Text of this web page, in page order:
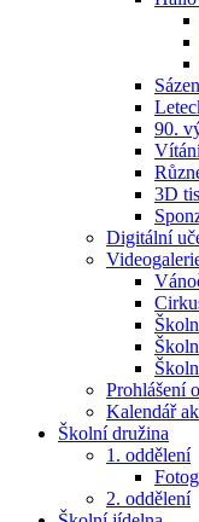
90.
3D
Digitální
Prohlášení
Kalendář
Školní družina
1. oddělení
2. oddělení